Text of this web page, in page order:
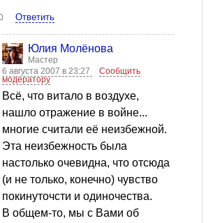
Ответить
Юлия Молёнова
Мастер
6 августа 2007 в 23:27
Сообщить
модератору
Всё, что витало в воздухе,
нашло отражение в войне...
многие считали её неизбежной.
Эта неизбежность была
настолько очевидна, что отсюда
(и не только, конечно) чувство
покинуточсти и одиночества.
В общем-то, мы с Вами об